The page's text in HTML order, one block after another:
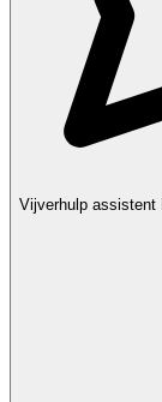
Vijverhulp assistent